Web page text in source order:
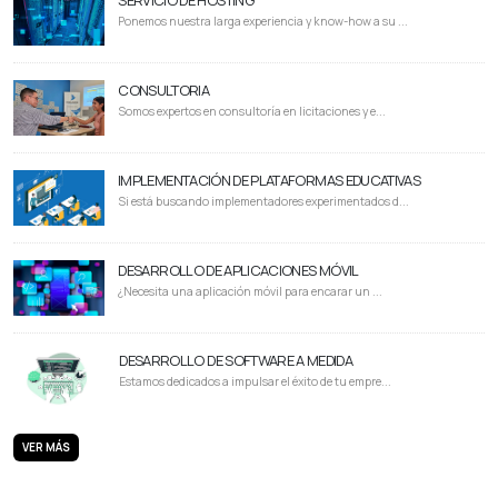
Ponemos nuestra larga experiencia y know-how a su ...
CONSULTORIA
Somos expertos en consultoría en licitaciones y e...
IMPLEMENTACIÓN DE PLATAFORMAS EDUCATIVAS
Si está buscando implementadores experimentados d...
DESARROLLO DE APLICACIONES MÓVIL
¿Necesita una aplicación móvil para encarar un ...
DESARROLLO DE SOFTWARE A MEDIDA
Estamos dedicados a impulsar el éxito de tu empre...
VER MÁS